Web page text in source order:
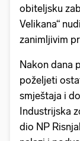
obiteljsku
Velikana“
zanimljivim
Nakon dana
poželjeti
smještaja i
Industrijska
dio NP